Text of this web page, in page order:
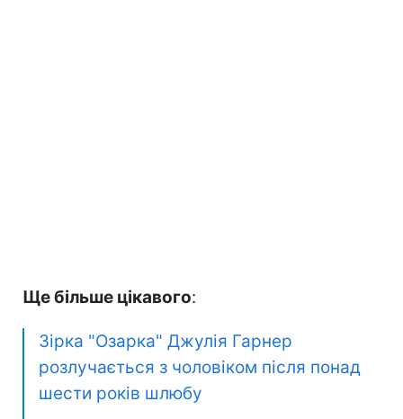
Ще більше цікавого:
Зірка "Озарка" Джулія Гарнер
розлучається з чоловіком після понад
шести років шлюбу